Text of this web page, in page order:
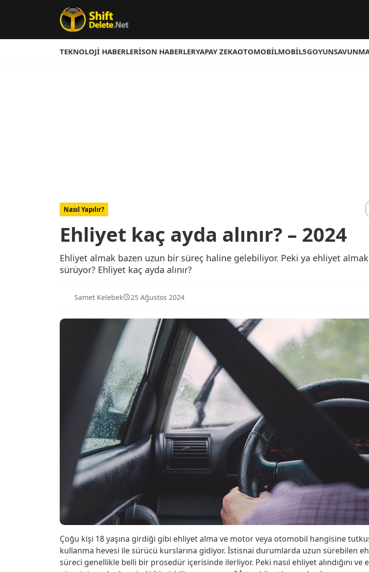
TEKNOLOJI HABERLERISON HABERLERYAPAY ZEKAOTOMOBILMOBIL5GOYUN
Nasıl Yapılır?
Ehliyet kaç ayda alınır? – 2024
Ehliyet almak bazen uzun bir süreç haline gelebiliyor. Peki ya ehliyet
sürüyor? Ehliyet kaç ayda alınır?
Samet Kelebek 25 Ağustos 2024
Çoğu kişi 18 yaşına girdiği gibi ehliyet alma ve motor veya otomobil hangisine
kullanma hevesi ile sürücü kurslarına gidiyor. İstisnai durumlarda uzun sürebilen
süreci genellikle belli bir prosedür içerisinde ilerliyor. Peki nasıl ehliyet alındığını ve